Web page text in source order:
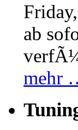
ab
mehr